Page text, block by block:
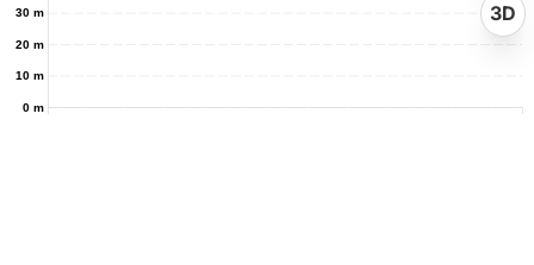
0 m
10 m
20 m
30 m 3D